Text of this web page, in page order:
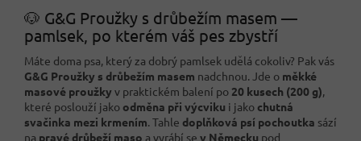
🐶 G&G Proužky s drůbežím masem —
pamlsek, po kterém váš pes zbystří
Máte doma psa, který za dobrý pamlsek udělá cokoliv? Pak vás
G&G Proužky s drůbežím masem nadchnou. Jde o měkké
masové proužky v praktickém balení po 20 kusech (200 g),
které poslouží jako odměna při výcviku i jako chutná
svačinka mezi krmením. Tahle doplňková psí pochoutka sází
na pravé drůbeží maso a vyrábí se v Německu pod